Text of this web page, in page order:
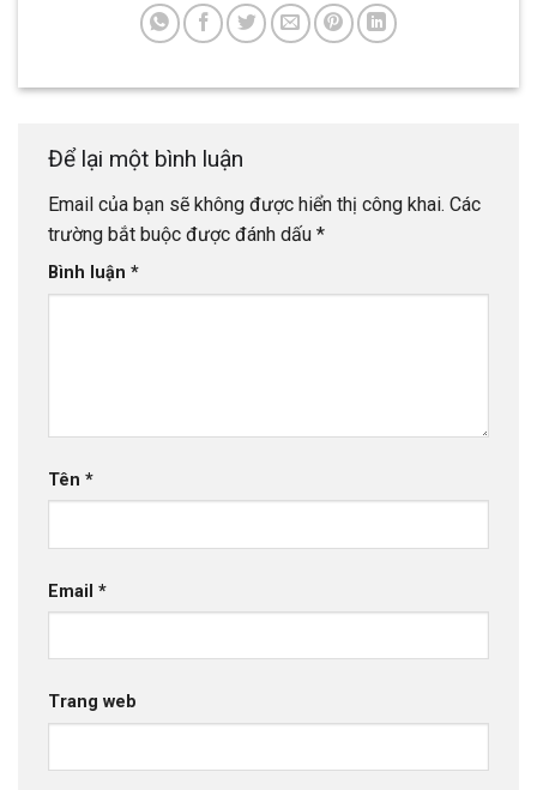
Để lại một bình luận
Email của bạn sẽ không được hiển thị công khai. Các
trường bắt buộc được đánh dấu *
Bình luận *
Tên *
Email *
Trang web